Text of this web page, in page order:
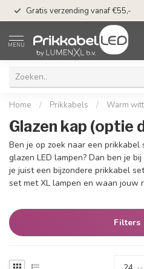
Gratis verzending vanaf €55,-
MENU
Home / Prikkabels / Warm
Glazen kap (optie
Ben je op zoek naar een
glazen LED lampen? Dan ben je
je juist een bijzondere prikkabel
set met XL lampen en waan jouw
Filters